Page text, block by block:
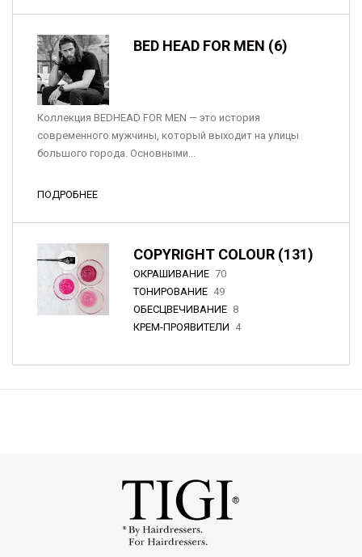
BED HEAD FOR MEN (6)
Коллекция BEDHEAD FOR MEN — это история
современного мужчины, который выходит на улицы
большого города. Основными...
ПОДРОБНЕЕ
COPYRIGHT COLOUR (131)
ОКРАШИВАНИЕ 70
ТОНИРОВАНИЕ 49
ОБЕСЦВЕЧИВАНИЕ 8
КРЕМ-ПРОЯВИТЕЛИ 4